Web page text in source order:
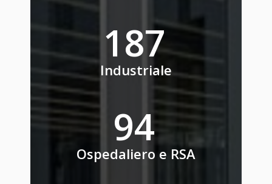
235
Industriale
118
Ospedaliero e RSA